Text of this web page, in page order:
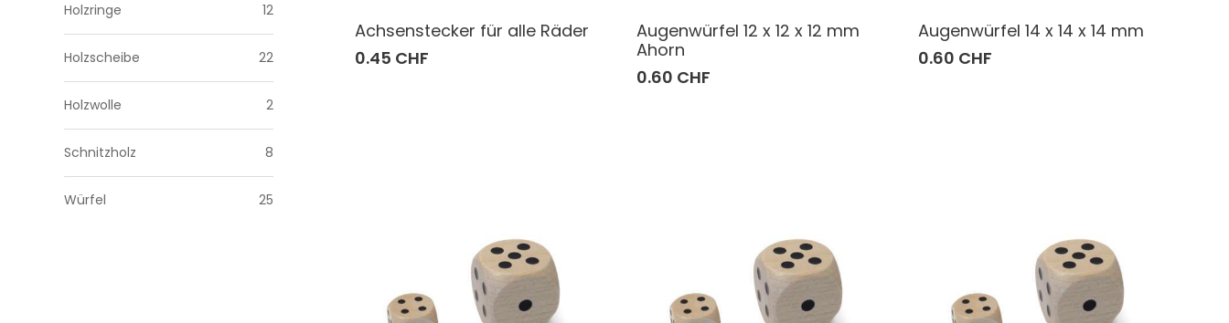
Holzringe 12
Holzscheibe 22
Holzwolle 2
Schnitzholz 8
Würfel 25
Achsenstecker für alle Räder
0.45 CHF
Augenwürfel 12 x 12 x 12 mm
Ahorn
0.60 CHF
Augenwürfel 14 x 14 x 14 mm
0.60 CHF